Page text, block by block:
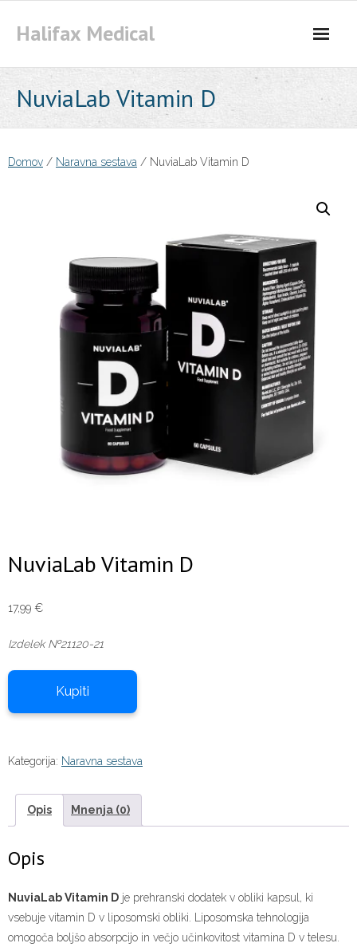
Halifax Medical
NuviaLab Vitamin D
Domov / Naravna sestava / NuviaLab Vitamin D
NuviaLab Vitamin D
17,99 €
Izdelek №21120-21
Kupiti
Kategorija: Naravna sestava
Opis Mnenja (0)
Opis
NuviaLab Vitamin D je prehranski dodatek v obliki kapsul, ki
vsebuje vitamin D v liposomski obliki. Liposomska tehnologija
omogoča boljšo absorpcijo in večjo učinkovitost vitamina D v telesu.